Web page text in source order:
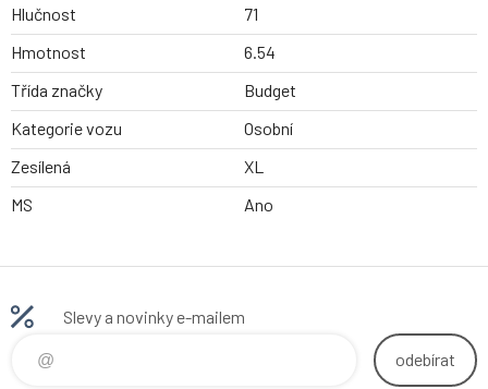
Hlučnost
71
Hmotnost
6.54
Třída značky
Budget
Kategorie vozu
Osobní
Zesílená
XL
MS
Ano
Slevy a novinky e-mailem
odebírat